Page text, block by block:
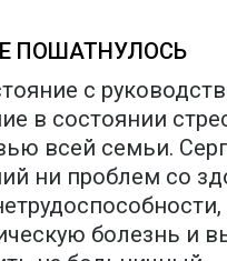
ПОШАТНУЛОСЬ
с
в состоянии
всей семьи.
ни проблем со
болезнь и